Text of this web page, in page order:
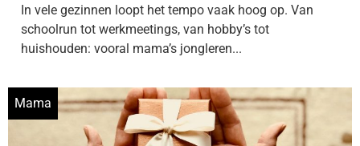
In vele gezinnen loopt het tempo vaak hoog op. Van
schoolrun tot werkmeetings, van hobby’s tot
huishouden: vooral mama’s jongleren...
Mama